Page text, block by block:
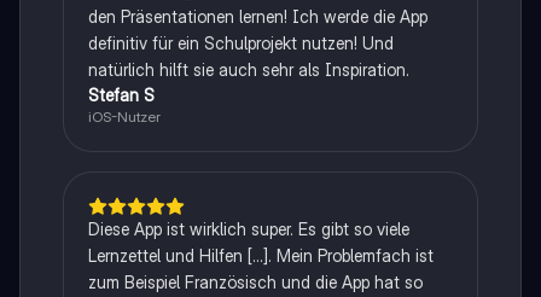
den Präsentationen lernen! Ich werde die App
definitiv für ein Schulprojekt nutzen! Und
natürlich hilft sie auch sehr als Inspiration.
Stefan S
iOS-Nutzer
Diese App ist wirklich super. Es gibt so viele
Lernzettel und Hilfen [...]. Mein Problemfach ist
zum Beispiel Französisch und die App hat so